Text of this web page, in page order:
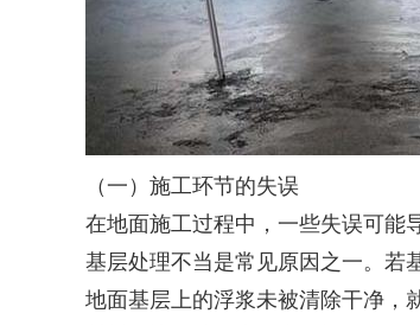
（一）施工环节的失误
在地面施工过程中，一些失误可能
基层处理不当是常见原因之一。若
地面基层上的浮浆未被清除干净，